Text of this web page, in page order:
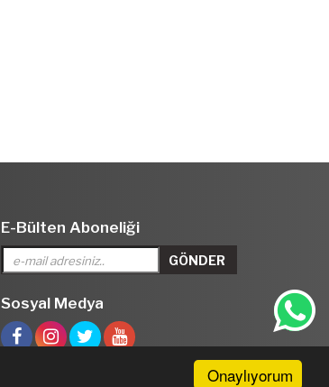
Onaylıyorum
E-Bülten Aboneliği
Sosyal Medya